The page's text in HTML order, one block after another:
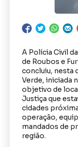
A Polícia Civil
de Roubos e
concluiu, nesta
Verde, iniciada
objetivo de
Justiça que
cidades
operação,
mandados de
região.